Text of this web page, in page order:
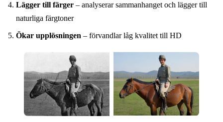
Lägger till färger – analyserar sammanhanget och lägger till
naturliga färgtoner
Ökar upplösningen – förvandlar låg kvalitet till HD